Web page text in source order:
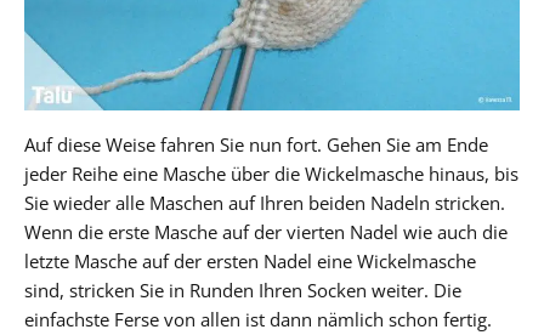
Auf diese Weise fahren Sie nun fort. Gehen Sie am Ende
jeder Reihe eine Masche über die Wickelmasche hinaus, bis
Sie wieder alle Maschen auf Ihren beiden Nadeln stricken.
Wenn die erste Masche auf der vierten Nadel wie auch die
letzte Masche auf der ersten Nadel eine Wickelmasche
sind, stricken Sie in Runden Ihren Socken weiter. Die
einfachste Ferse von allen ist dann nämlich schon fertig.